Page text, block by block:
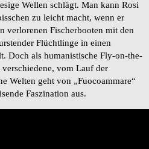
Wellen schlägt. Man kann Rosi
zu leicht macht, wenn er
verlorenen Fischerbooten mit den
Flüchtlinge in einen
Doch als humanistische Fly-on-the-
vom Lauf der
Welten geht von „Fuocoammare“
Faszination aus.